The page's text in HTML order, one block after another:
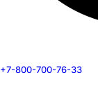
+7-800-700-76-33